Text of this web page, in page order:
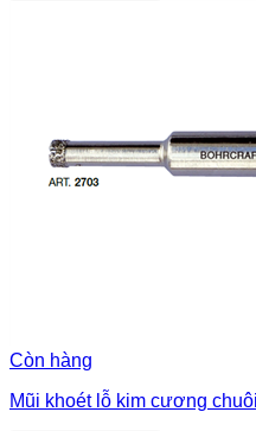
Còn hàng
Mũi khoét lỗ kim cương